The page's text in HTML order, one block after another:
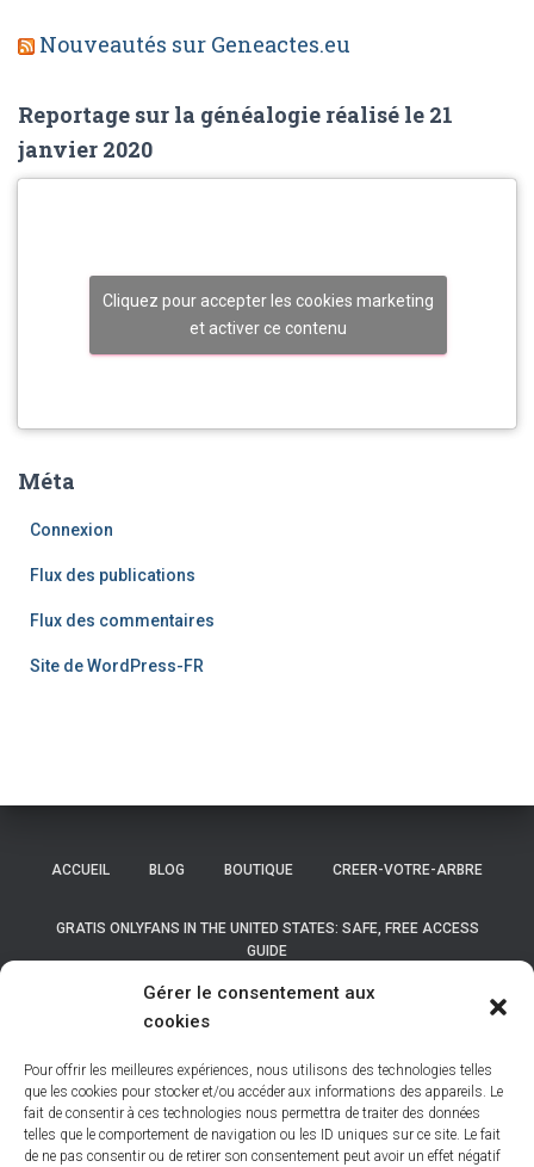
Gérer le consentement aux
cookies
Pour offrir les meilleures expériences, nous utilisons des technologies telles
que les cookies pour stocker et/ou accéder aux informations des appareils. Le
fait de consentir à ces technologies nous permettra de traiter des données
telles que le comportement de navigation ou les ID uniques sur ce site. Le fait
de ne pas consentir ou de retirer son consentement peut avoir un effet négatif
Nouveautés sur Geneactes.eu
Reportage sur la généalogie réalisé le 21
janvier 2020
Cliquez pour accepter les cookies marketing
et activer ce contenu
Méta
Connexion
Flux des publications
Flux des commentaires
Site de WordPress-FR
ACCUEIL BLOG BOUTIQUE CREER-VOTRE-ARBRE
GRATIS ONLYFANS IN THE UNITED STATES: SAFE, FREE ACCESS
GUIDE
LISTE DES COMMUNES DE BELGIQUE
LISTE DES COMMUNES DES HAUTS DE FRANCE MON COMPTE